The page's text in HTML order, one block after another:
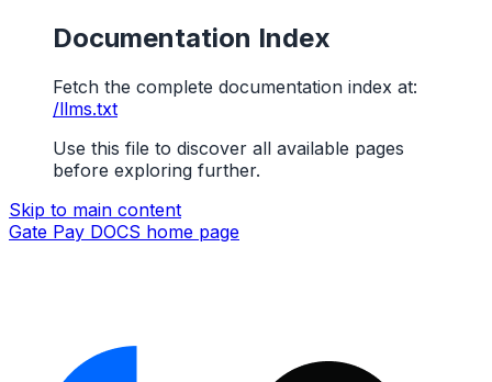
Documentation Index
Fetch the complete documentation index at:
/llms.txt
Use this file to discover all available pages
before exploring further.
Skip to main content
Gate Pay DOCS home page